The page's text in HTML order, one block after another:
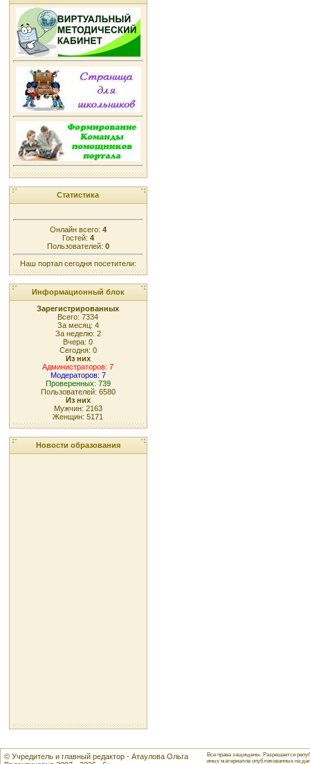
Статистика
Онлайн всего: 4
Гостей: 4
Пользователей: 0
Наш портал сегодня посетители:
Информационный блок
Зарегистрированных
Всего: 7334
За месяц: 4
За неделю: 2
Вчера: 0
Сегодня: 0
Из них
Администраторов: 7
Модераторов: 7
Проверенных: 739
Пользователей: 6580
Из них
Мужчин: 2163
Женщин: 5171
Новости образования
© Учредитель и главный редактор - Атаулова Ольга
Все права защищены. Разрешается
иных материалов опубликованных на